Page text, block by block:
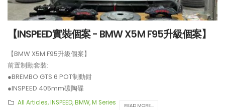
【INSPEED實裝個案 - BMW X5M F95升級個案】
【BMW X5M F95升級個案】
前置制動套裝:
●BREMBO GTS 6 POT制動鉗
●INSPEED 405mm碳陶碟
後置制動套裝:
All Articles,INSPEED,BMW,M Series READ MORE...